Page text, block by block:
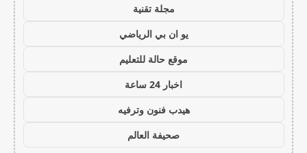
مجلة تقنية
يو ان بي الرياضي
موقع حالة للتعليم
اخبار 24 ساعة
هيدب فنون وترفيه
صحيفة العالم